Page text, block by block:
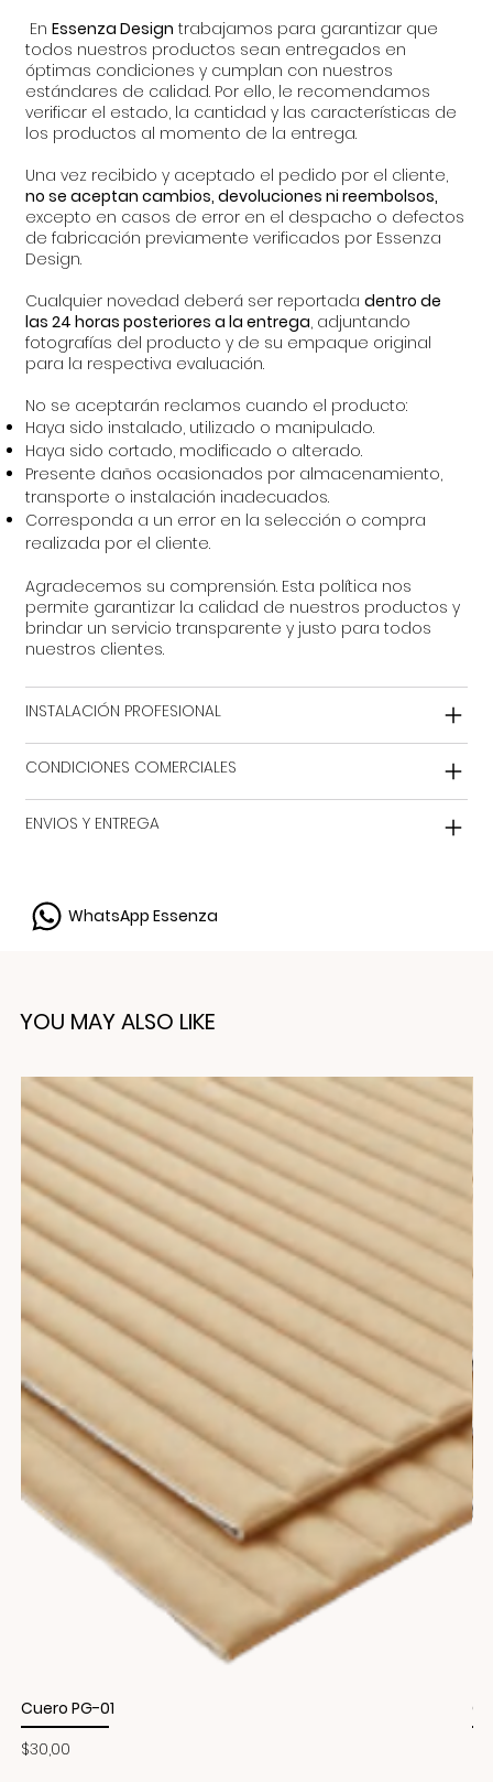
EnEssenza Design trabajamos para garantizar que
todos nuestros productos sean entregados en
óptimas condiciones y cumplan con nuestros
estándares de calidad. Por ello, le recomendamos
verificar el estado, la cantidad y las características de
los productos al momento de la entrega.
Una vez recibido y aceptado el pedido por el cliente,
no se aceptan cambios, devoluciones ni reembolsos,
excepto en casos de error en el despacho o defectos
de fabricación previamente verificados por Essenza
Design.
Cualquier novedad deberá ser reportadadentro de
las 24 horas posteriores a la entrega, adjuntando
fotografías del producto y de su empaque original
para la respectiva evaluación.
No se aceptarán reclamos cuando el producto:
Haya sido instalado, utilizado o manipulado.
Haya sido cortado, modificado o alterado.
Presente daños ocasionados por almacenamiento,
transporte o instalación inadecuados.
Corresponda a un error en la selección o compra
realizada por el cliente.
Agradecemos su comprensión. Esta política nos
permite garantizar la calidad de nuestros productos y
brindar un servicio transparente y justo para todos
nuestros clientes.
INSTALACIÓN PROFESIONAL
CONDICIONES COMERCIALES
ENVIOS Y ENTREGA
WhatsApp Essenza
YOU MAY ALSO LIKE
Cuero PG-01
Precio
$30,00